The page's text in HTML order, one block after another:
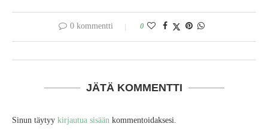
0 kommentti 0
JÄTÄ KOMMENTTI
Sinun täytyy kirjautua sisään kommentoidaksesi.